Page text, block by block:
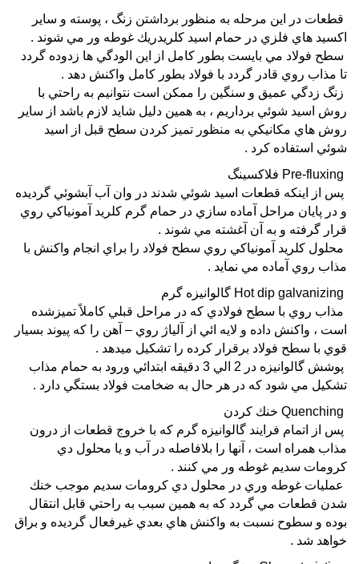
قطعات در اين مرحله به منظور برداشتن زنگ ، پوسته و ساير
اكسيد هاي فلزي در حمام اسيد كلريدريك غوطه ور مي شوند .
سطح فولاد مي بايست بطور كامل از اين الودگي ها زدوده گردد
تا مذاب روي قادر گردد با فولاد بطور كامل واكنش دهد .
زنگ زدگي عميق و سنگين را ممكن است نتوانيم به راحتي با
روش اسيد شوئي برداريم ، به همين دليل شايد لازم باشد از ساير
روش هاي مكانيكي به منظور تميز كردن سطح قبل از اسيد
شوئي استفاده كرد .
پس از اينكه قطعات اسيد شوئي شدند در وان آب آبشوئي گرديده
و در پايان مراحل آماده سازي در حمام گرم كلريد آمونياكي روي
قرار گرفته و به آن آغشته مي شوند .
محلول كلريد آمونياكي روي سطح فولاد را براي انجام واكنش با
مذاب روي آماده مي نمايد .
مذاب روي با سطح فولادي كه در مراحل قبلي كاملاً تميزشده
است ، واكنش داده و لايه ائي از آلياژ روي – آهن را كه پيوند بسيار
قوي با سطح فولاد برقرار كرده را تشكيل ميدهد .
پوشش گالوانيزه در 2 الي 3 دقيقه ابتدائي ورود به حمام مذاب
تشكيل مي شود كه در هر حال به ضخامت فولاد بستگي دارد .
پس از اتمام فرايند گالوانيزه گرم كه با خروج قطعات از درون
مذاب همراه است ، آنها را بلافاصله در آب و يا محلول دي
كرومات سديم غوطه ور مي كنند .
عمليات غوطه وري در محلول دي كرومات سديم موجب خنك
شدن قطعات مي گردد كه به همين سبب به راحتي قابل انتقال
بوده و سطوح نسبت به واكنش هاي بعدي غيرفعال گرديده و براق
خواهد شد .